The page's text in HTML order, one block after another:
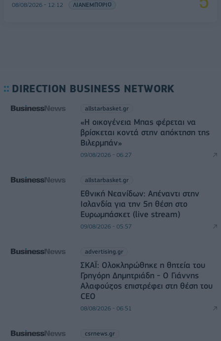
08/08/2026 - 12:12 ΛΙΑΝΕΜΠΟΡΙΟ
DIRECTION BUSINESS NETWORK
allstarbasket.gr
«Η οικογένεια Μπας φέρεται να
βρίσκεται κοντά στην απόκτηση της
Βιλερμπάν»
09/08/2026 - 06:27
allstarbasket.gr
Εθνική Νεανίδων: Απέναντι στην
Ισλανδία για την 5η θέση στο
Ευρωμπάσκετ (live stream)
09/08/2026 - 05:57
advertising.gr
ΣΚΑΪ: Ολοκληρώθηκε η θητεία του
Γρηγόρη Δημητριάδη - Ο Γιάννης
Αλαφούζος επιστρέφει στη θέση του
CEO
08/08/2026 - 06:51
csrnews.gr